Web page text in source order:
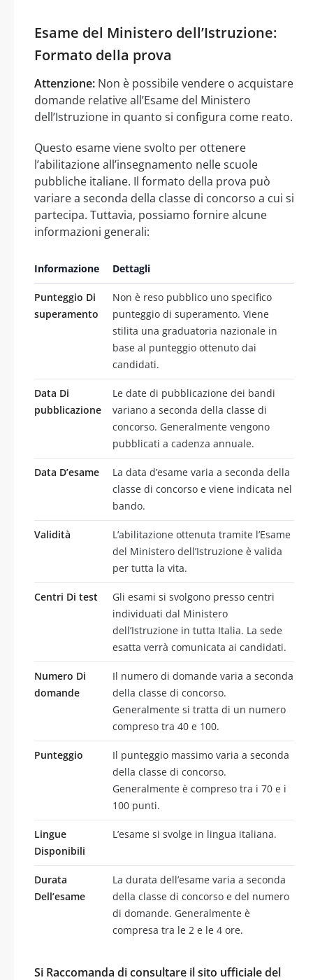
Esame del Ministero dell’Istruzione:
Formato della prova
Attenzione: Non è possibile vendere o acquistare
domande relative all’Esame del Ministero
dell’Istruzione in quanto si configura come reato.
Questo esame viene svolto per ottenere
l’abilitazione all’insegnamento nelle scuole
pubbliche italiane. Il formato della prova può
variare a seconda della classe di concorso a cui si
partecipa. Tuttavia, possiamo fornire alcune
informazioni generali:
Informazione Dettagli
Punteggio Di
superamento
Non è reso pubblico uno specifico
punteggio di superamento. Viene
stilita una graduatoria nazionale in
base al punteggio ottenuto dai
candidati.
Data Di
pubblicazione
Le date di pubblicazione dei bandi
variano a seconda della classe di
concorso. Generalmente vengono
pubblicati a cadenza annuale.
Data D’esame
La data d’esame varia a seconda della
classe di concorso e viene indicata nel
bando.
Validità
L’abilitazione ottenuta tramite l’Esame
del Ministero dell’Istruzione è valida
per tutta la vita.
Centri Di test
Gli esami si svolgono presso centri
individuati dal Ministero
dell’Istruzione in tutta Italia. La sede
esatta verrà comunicata ai candidati.
Numero Di
domande
Il numero di domande varia a seconda
della classe di concorso.
Generalmente si tratta di un numero
compreso tra 40 e 100.
Punteggio
Il punteggio massimo varia a seconda
della classe di concorso.
Generalmente è compreso tra i 70 e i
100 punti.
Lingue
Disponibili
L’esame si svolge in lingua italiana.
Durata
Dell’esame
La durata dell’esame varia a seconda
della classe di concorso e del numero
di domande. Generalmente è
compresa tra le 2 e le 4 ore.
Si Raccomanda di consultare il sito ufficiale del